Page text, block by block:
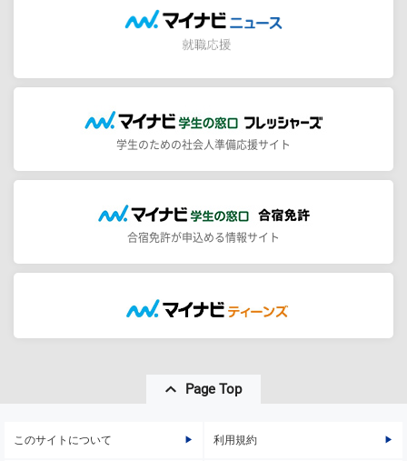
学生のための社会人準備応援サイト
合宿免許が申込める情報サイト
Page Top
このサイトについて 利用規約